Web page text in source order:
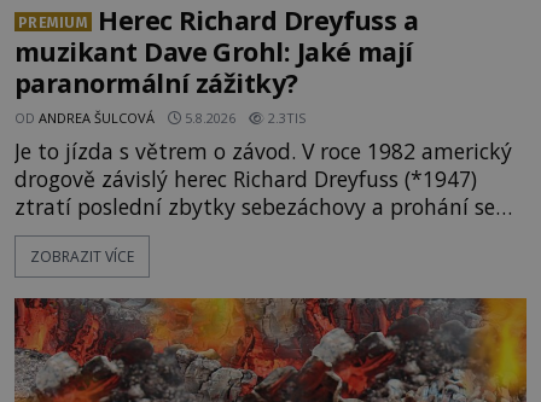
PREMIUM
Herec Richard Dreyfuss a
muzikant Dave Grohl: Jaké mají
paranormální zážitky?
OD ANDREA ŠULCOVÁ 5.8.2026 2.3TIS
Je to jízda s větrem o závod. V roce 1982 americký
drogově závislý herec Richard Dreyfuss (*1947)
ztratí poslední zbytky sebezáchovy a prohání se
po silnicích ve svém mercedesu jako utržený ze
řetězu. Vše vyvrcholí katastrofou, když to Dreyfuss
následně nalezne schovaný kokain. Tímto
momentem se slavnému
ZOBRAZIT VÍCE